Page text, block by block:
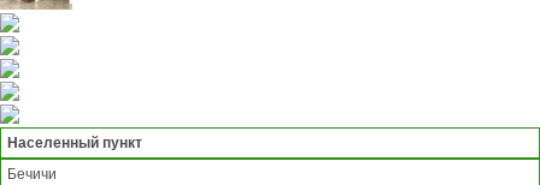
Населенный пункт
Бечичи